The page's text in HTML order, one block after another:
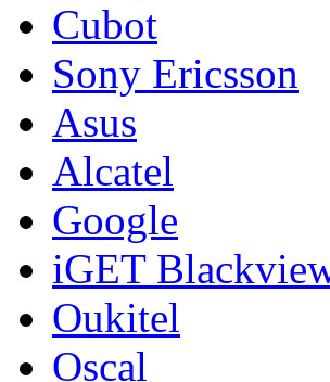
Cubot
Sony Ericsson
Asus
Alcatel
Google
iGET
Oukitel
Oscal